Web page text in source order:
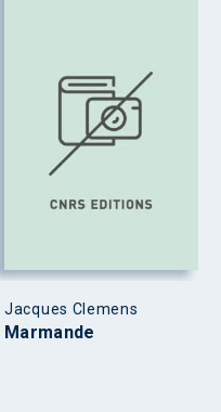
Jacques Clemens
Marmande